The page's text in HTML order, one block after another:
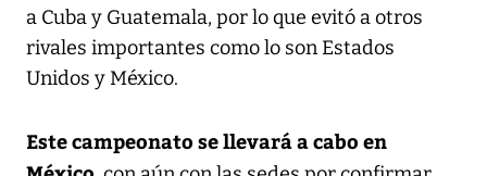
a Cuba y Guatemala, por lo que evitó a otros
rivales importantes como lo son Estados
Unidos y México.
Este campeonato se llevará a cabo en